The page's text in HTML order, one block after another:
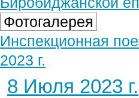
Фотогалерея
Инспекционная
2023 г.
8 Июля 2023 г.